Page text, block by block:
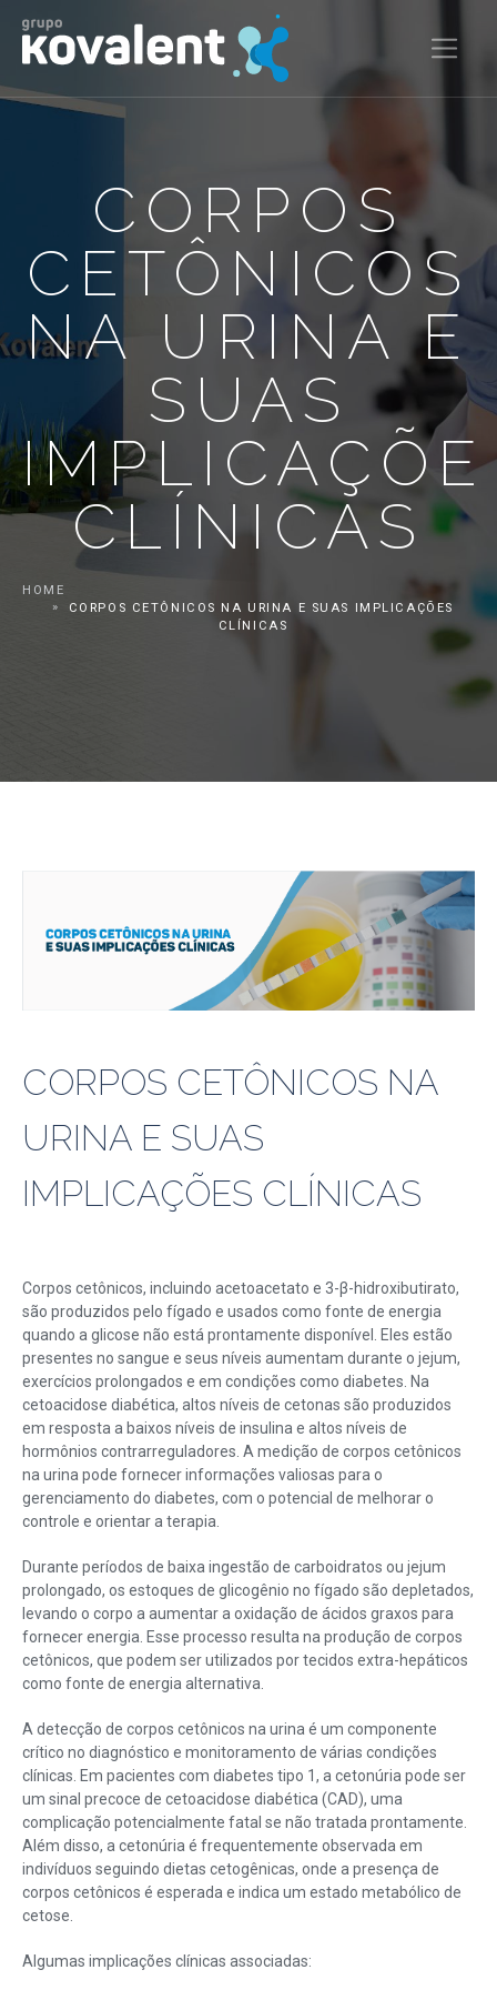
CORPOS
CETÔNICOS
NA URINA E
SUAS
CLÍNICAS
HOME
CORPOS CETÔNICOS NA URINA E SUAS IMPLICAÇÕES
CLÍNICAS
CORPOS CETÔNICOS NA
URINA E SUAS
IMPLICAÇÕES CLÍNICAS
Corpos cetônicos, incluindo acetoacetato e 3-β-hidroxibutirato,
são produzidos pelo fígado e usados ​​como fonte de energia
quando a glicose não está prontamente disponível. Eles estão
presentes no sangue e seus níveis aumentam durante o jejum,
exercícios prolongados e em condições como diabetes. Na
cetoacidose diabética, altos níveis de cetonas são produzidos
em resposta a baixos níveis de insulina e altos níveis de
hormônios contrarreguladores. A medição de corpos cetônicos
na urina pode fornecer informações valiosas para o
gerenciamento do diabetes, com o potencial de melhorar o
controle e orientar a terapia.
Durante períodos de baixa ingestão de carboidratos ou jejum
prolongado, os estoques de glicogênio no fígado são depletados,
levando o corpo a aumentar a oxidação de ácidos graxos para
fornecer energia. Esse processo resulta na produção de corpos
cetônicos, que podem ser utilizados por tecidos extra-hepáticos
como fonte de energia alternativa.
A detecção de corpos cetônicos na urina é um componente
crítico no diagnóstico e monitoramento de várias condições
clínicas. Em pacientes com diabetes tipo 1, a cetonúria pode ser
um sinal precoce de cetoacidose diabética (CAD), uma
complicação potencialmente fatal se não tratada prontamente.
Além disso, a cetonúria é frequentemente observada em
indivíduos seguindo dietas cetogênicas, onde a presença de
corpos cetônicos é esperada e indica um estado metabólico de
cetose.
Algumas implicações clínicas associadas: